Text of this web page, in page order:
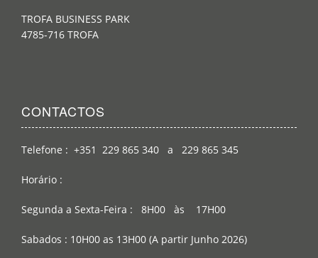
TROFA BUSINESS PARK
4785-716 TROFA
CONTACTOS
Telefone : +351 229 865 340 a 229 865 345
Horário :
Segunda a Sexta-Feira : 8H00 às 17H00
Sabados : 10H00 as 13H00 (A partir Junho 2026)